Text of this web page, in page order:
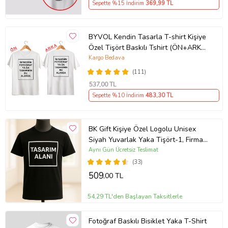
Sepette %15 İndirim 369,99 TL
BYVOL Kendin Tasarla T-shirt Kişiye
Özel Tişört Baskılı Tshirt (ÖN+ARKA
BASKI) (Beyaz)
(111)
Kargo Bedava
537,00 TL
Sepette %10 İndirim 483,30 TL
BK Gift Kişiye Özel Logolu Unisex
Siyah Yuvarlak Yaka Tişört-1, Firma
T-shirt, Logolu T-shirt, Sevgiliye
Hediye
(33)
Aynı Gün Ücretsiz Teslimat
509,00 TL
54,29 TL'den Başlayan Taksitlerle
Fotoğraf Baskılı Bisiklet Yaka T-Shirt